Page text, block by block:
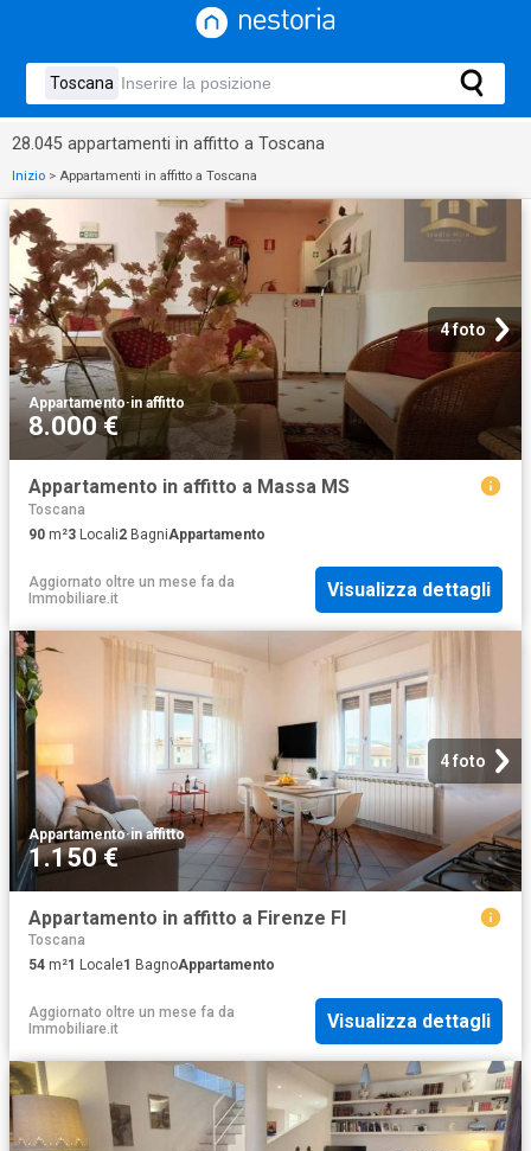
28.045 appartamenti in affitto a Toscana
Inizio > Appartamenti in affitto a Toscana
4 foto
Appartamento·in affitto
8.000 €
Appartamento in affitto a Massa MS
Toscana
90 m²3 Locali2 BagniAppartamento
Aggiornato oltre un mese fa da
Immobiliare.it
Visualizza dettagli
4 foto
Appartamento·in affitto
1.150 €
Appartamento in affitto a Firenze FI
Toscana
54 m²1 Locale1 BagnoAppartamento
Aggiornato oltre un mese fa da
Immobiliare.it
Visualizza dettagli